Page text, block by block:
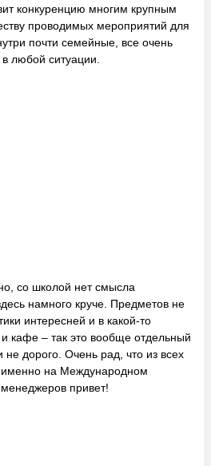
конкуренцию многим крупным
проводимых мероприятий для
почти семейные, все очень
любой ситуации.
со школой нет смысла
намного круче. Предметов не
интересней и в какой-то
кафе – так это вообще отдельный
не дорого. Очень рад, что из всех
именно на Международном
привет!